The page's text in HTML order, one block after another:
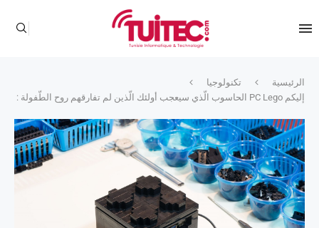
الرئيسية
تكنولوجيا
إليكم PC Lego الحاسوب الّذي سيعجب أولئك الّذين لم تفارقهم روح الطّفولة :